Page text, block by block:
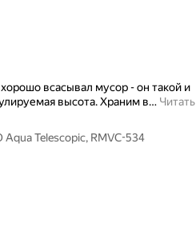
всасывал мусор - он такой и
высота. Храним в… Читать
Telescopic, RMVC-534